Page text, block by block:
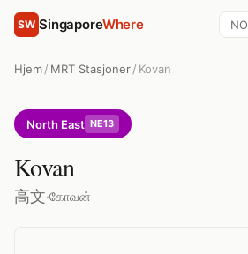
SW SingaporeWhere NO
Hjem/ MRT Stasjoner/ Kovan
North East NE13
Kovan
高文·கோவன்